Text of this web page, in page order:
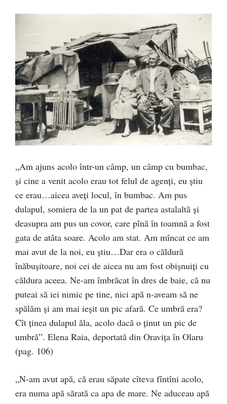
„Am ajuns acolo într-un câmp, un câmp cu bumbac,
și cine a venit acolo erau tot felul de agenți, eu știu
ce erau…aicea aveți locul, în bumbac. Am pus
dulapul, somiera de la un pat de partea astalaltă și
deasupra am pus un covor, care pînă în toamnă a fost
gata de atâta soare. Acolo am stat. Am mîncat ce am
mai avut de la noi, eu știu…Dar era o căldură
înăbușitoare, noi cei de aicea nu am fost obișnuiți cu
căldura aceea. Ne-am îmbrăcat în dres de baie, că nu
puteai să iei nimic pe tine, nici apă n-aveam să ne
spălăm și am mai ieșit un pic afară. Ce umbră era?
Cît ținea dulapul ăla, acolo dacă o ținut un pic de
umbră”. Elena Raia, deportată din Oravița în Olaru
(pag. 106)
„N-am avut apă, că erau săpate cîteva fîntîni acolo,
era numa apă sărată ca apa de mare. Ne aduceau apă